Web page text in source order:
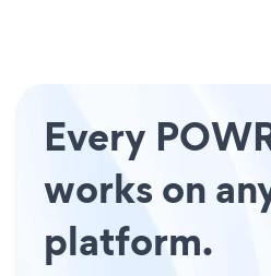
Every
works on
platform.